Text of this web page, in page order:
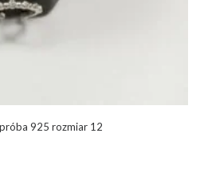
925 rozmiar 12